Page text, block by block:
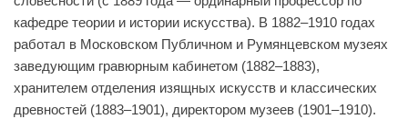
кафедре теории и истории искусства). В 1882–1910 годах
работал в Московском Публичном и Румянцевском музеях
заведующим гравюрным кабинетом (1882–1883),
хранителем отделения изящных искусств и классических
древностей (1883–1901), директором музеев (1901–1910).